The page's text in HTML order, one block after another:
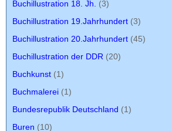
Buchillustration 18. Jh.
(3)
Buchillustration 19.Jahrhundert (3)
Buchillustration 20.Jahrhundert (45)
Buchillustration der DDR (20)
Buchkunst (1)
Buchmalerei (1)
Bundesrepublik Deutschland (1)
Buren (10)